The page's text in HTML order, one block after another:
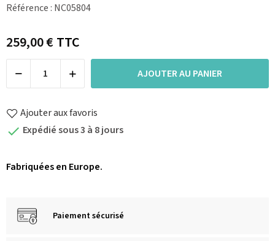
Référence : NC05804
259,00 €TTC
AJOUTER AU PANIER
Ajouter aux favoris
 Expédié sous 3 à 8 jours
Fabriquées en Europe.
Paiement sécurisé